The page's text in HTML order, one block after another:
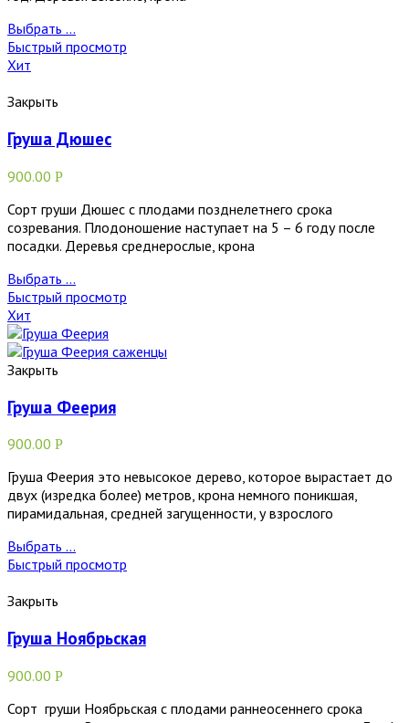
Выбрать ...
Быстрый просмотр
Хит
Закрыть
Груша Дюшес
900.00 Р
Сорт груши Дюшес с плодами позднелетнего срока
созревания. Плодоношение наступает на 5 – 6 году после
посадки. Деревья среднерослые, крона
Выбрать ...
Быстрый просмотр
Хит
Закрыть
Груша Феерия
900.00 Р
Груша Феерия это невысокое дерево, которое вырастает до
двух (изредка более) метров, крона немного поникшая,
пирамидальная, средней загущенности, у взрослого
Выбрать ...
Быстрый просмотр
Закрыть
Груша Ноябрьская
900.00 Р
Сорт груши Ноябрьская с плодами раннеосеннего срока